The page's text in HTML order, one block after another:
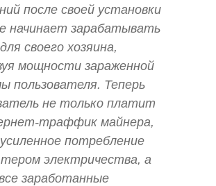
после своей установки
начинает зарабатывать
своего хозяина,
мощности зараженной
пользователя. Теперь
не только платит
траффик майнера,
потребление
электричества, а
заработанные